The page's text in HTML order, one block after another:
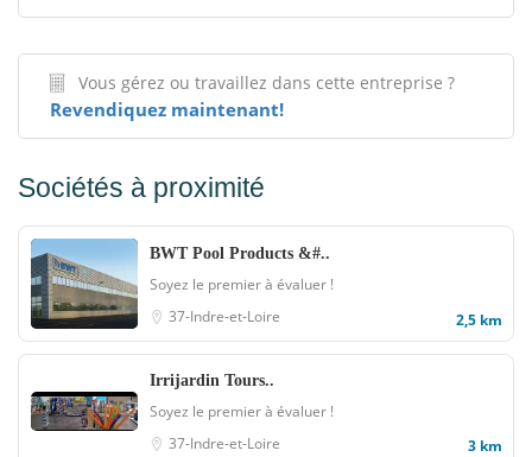
Vous gérez ou travaillez dans cette entreprise ?
Revendiquez maintenant!
Sociétés à proximité
BWT Pool Products &#..
Soyez le premier à évaluer !
37-Indre-et-Loire
2,5 km
Irrijardin Tours..
Soyez le premier à évaluer !
37-Indre-et-Loire
3 km